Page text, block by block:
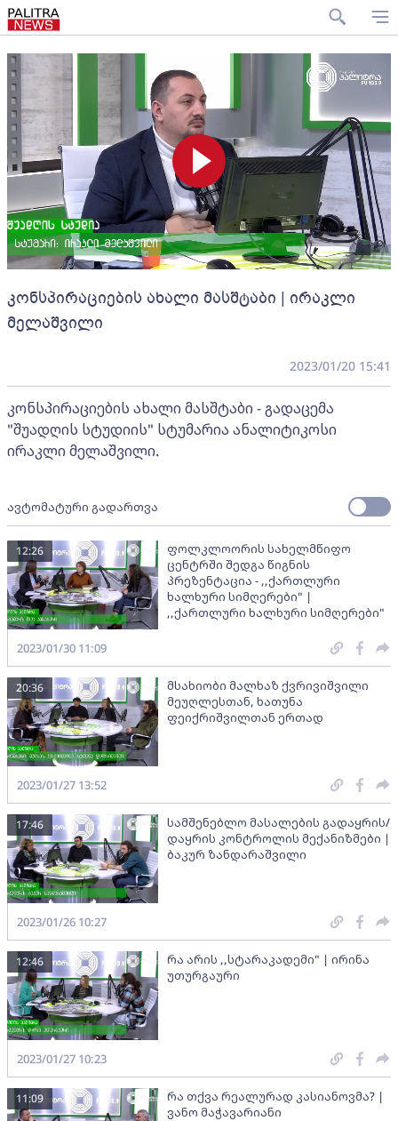
კონსპირაციების ახალი მასშტაბი | ირაკლი
მელაშვილი
2023/01/20 15:41
კონსპირაციების ახალი მასშტაბი - გადაცემა
"შუადღის სტუდიის" სტუმარია ანალიტიკოსი
ირაკლი მელაშვილი.
ავტომატური გადართვა
ფოლკლოორის სახელმწიფო
ცენტრში შედგა წიგნის
პრეზენტაცია - ,,ქართლური
ხალხური სიმღერები" |
,,ქართლური ხალხური სიმღერები"
12:26
2023/01/30 11:09
მსახიობი მალხაზ ქვრივიშვილი
მეუღლესთან, ხათუნა
ფეიქრიშვილთან ერთად
20:36
2023/01/27 13:52
სამშენებლო მასალების გადაყრის/
დაყრის კონტროლის მექანიზმები |
ბაკურ ზანდარაშვილი
17:46
2023/01/26 10:27
რა არის ,,სტარაკადემი" | ირინა
უთურგაური
12:46
2023/01/27 10:23
რა თქვა რეალურად კასიანოვმა? |
ვანო მაჭავარიანი
11:09